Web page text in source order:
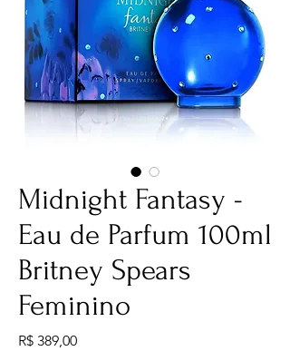
Midnight Fantasy -
Eau de Parfum 100ml
Britney Spears
Feminino
R$ 389,00Preço